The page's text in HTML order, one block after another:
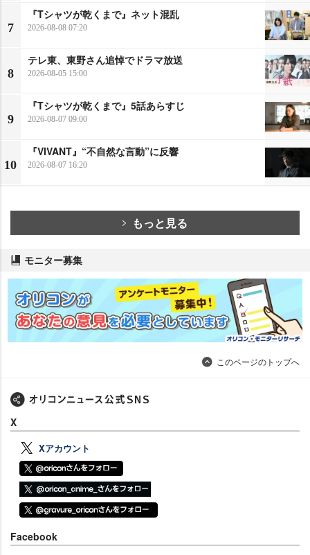
7
『Tシャツが乾くまで』ネット混乱
2026-08-08 07:20
8
テレ東、東野さん追悼でドラマ放送
2026-08-05 15:00
9
『Tシャツが乾くまで』5話あらすじ
2026-08-07 09:00
10
『VIVANT』“不自然な言動”に反響
2026-08-07 16:20
もっと見る
モニター募集
このページのトップへ
X
Xアカウント
Facebook